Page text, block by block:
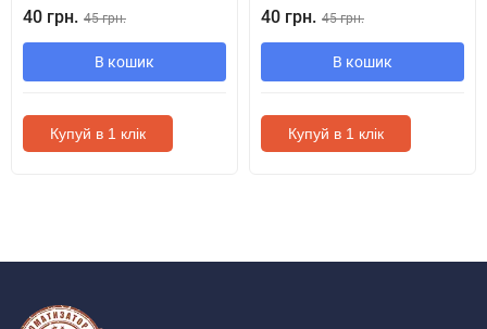
40 грн. 45 грн.
В кошик
Купуй в 1 клік
40 грн. 45 грн.
В кошик
Купуй в 1 клік